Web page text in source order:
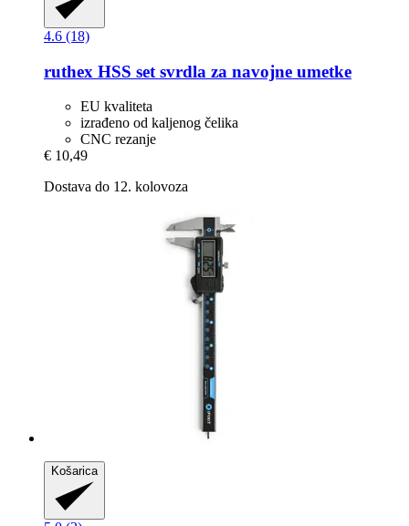
4.6 (18)
ruthex HSS set svrdla za navojne umetke
EU kvaliteta
izrađeno od kaljenog čelika
CNC rezanje
€ 10,49
Dostava do 12. kolovoza
Košarica